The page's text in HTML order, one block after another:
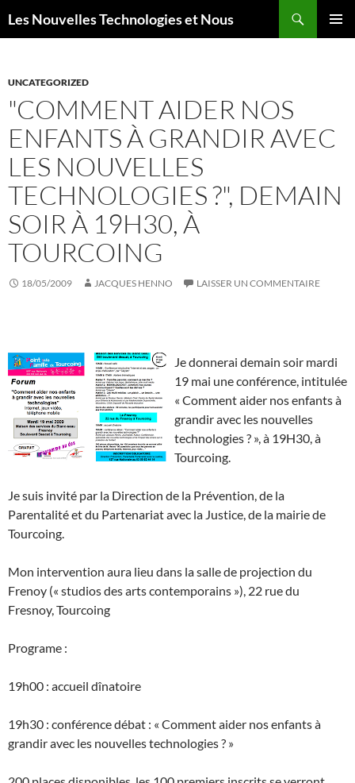
auLes Nouvelles Technologies et Nous
UNCATEGORIZED
"COMMENT AIDER NOS
ENFANTS À GRANDIR AVEC
LES NOUVELLES
TECHNOLOGIES ?", DEMAIN
SOIR À 19H30, À
TOURCOING
18/05/2009 JACQUES HENNO LAISSER UN COMMENTAIRE
Je donnerai demain soir mardi
19 mai une conférence, intitulée
« Comment aider nos enfants à
grandir avec les nouvelles
technologies ? », à 19H30, à
Tourcoing.
Je suis invité par la Direction de la Prévention, de la
Parentalité et du Partenariat avec la Justice, de la mairie de
Tourcoing.
Mon intervention aura lieu dans la salle de projection du
Frenoy (« studios des arts contemporains »), 22 rue du
Fresnoy, Tourcoing
Programe :
19h00 : accueil dînatoire
19h30 : conférence débat : « Comment aider nos enfants à
grandir avec les nouvelles technologies ? »